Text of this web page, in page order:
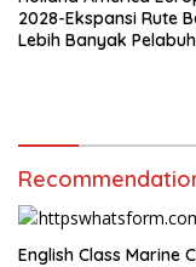
2028-Ekspansi Rute
Lebih Banyak
English Class Marine